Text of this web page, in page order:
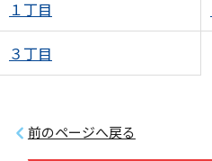
１丁目
３丁目
前のページへ戻る